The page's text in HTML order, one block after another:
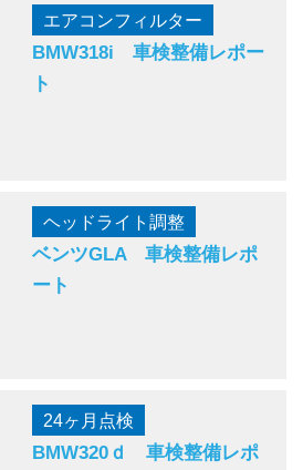
エアコンフィルター
BMW318i 車検整備レポー
ト
ヘッドライト調整
ベンツGLA 車検整備レポ
ート
24ヶ月点検
BMW320ｄ 車検整備レポ